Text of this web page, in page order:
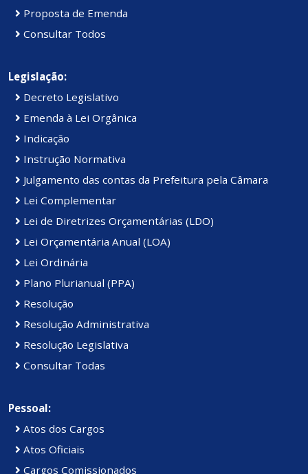
Proposta de Emenda
Consultar Todos
Legislação:
Decreto Legislativo
Emenda à Lei Orgânica
Indicação
Instrução Normativa
Julgamento das contas da Prefeitura pela Câmara
Lei Complementar
Lei de Diretrizes Orçamentárias (LDO)
Lei Orçamentária Anual (LOA)
Lei Ordinária
Plano Plurianual (PPA)
Resolução
Resolução Administrativa
Resolução Legislativa
Consultar Todas
Pessoal:
Atos dos Cargos
Atos Oficiais
Cargos Comissionados